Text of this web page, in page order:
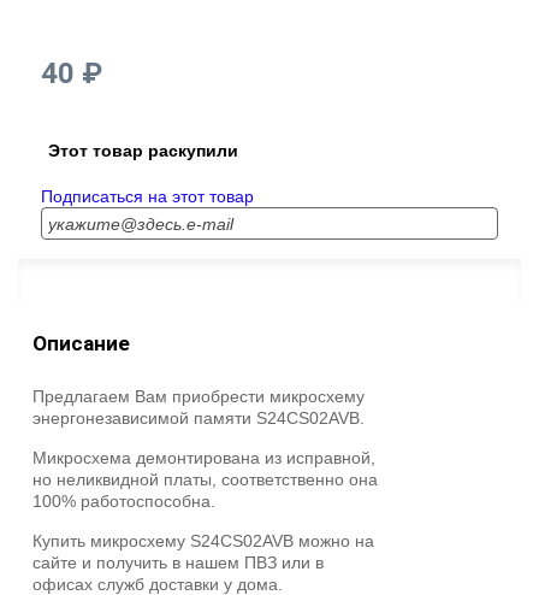
40 ₽
Этот товар раскупили
Подписаться на этот товар
Описание
Предлагаем Вам приобрести микросхему
энергонезависимой памяти S24CS02AVB.
Микросхема демонтирована из исправной,
но неликвидной платы, соответственно она
100% работоспособна.
Купить микросхему S24CS02AVB можно на
сайте и получить в нашем ПВЗ или в
офисах служб доставки у дома.